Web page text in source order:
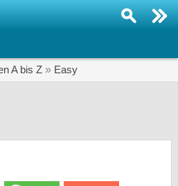
A bis Z » Easy
SERIEN
Veranstaltungen